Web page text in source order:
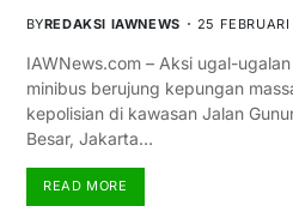
BYREDAKSI IAWNEWS 25
IAWNews.com – Aksi ugal-
minibus berujung kepungan
kepolisian di kawasan Jalan
Besar, Jakarta…
READ MORE